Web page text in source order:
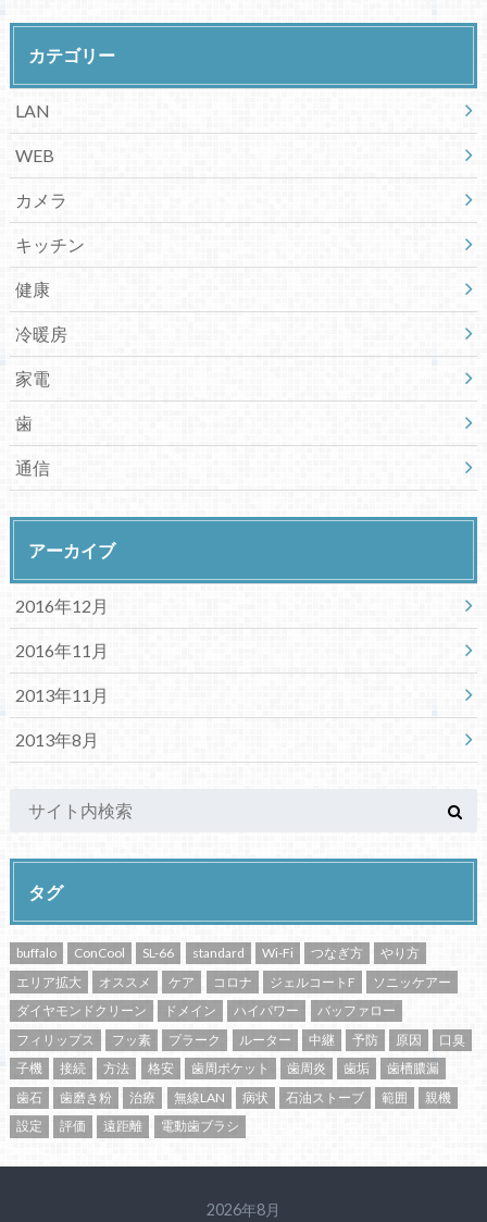
カテゴリー
LAN
WEB
カメラ
キッチン
健康
冷暖房
家電
歯
通信
アーカイブ
2016年12月
2016年11月
2013年11月
2013年8月
タグ
buffalo ConCool SL-66 standard Wi-Fi つなぎ方
やり方
エリア拡大
オススメ ケア コロナ ジェルコートF
ソニッケアー
ダイヤモンドクリーン
ドメイン ハイパワー
バッファロー
フィリップス
フッ素 プラーク ルーター 中継 予防 原因
口臭
子機
接続 方法 格安 歯周ポケット 歯周炎 歯垢
歯槽膿漏
歯石
歯磨き粉 治療 無線LAN 病状 石油ストーブ 範囲
親機
設定
評価 遠距離 電動歯ブラシ
2026年8月